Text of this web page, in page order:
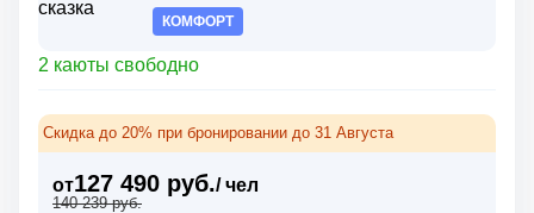
КОМФОРТ
2 каюты свободно
Скидка до 20% при бронировании до 31 Августа
от127 490 руб./ чел
140 239 руб.